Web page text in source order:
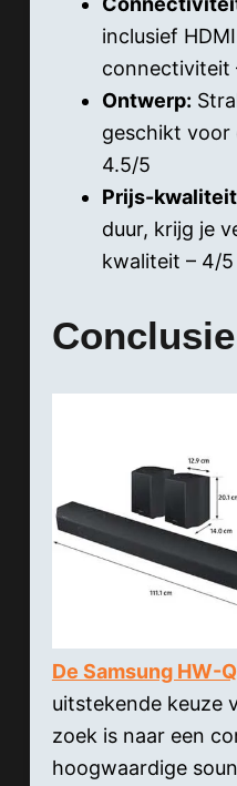
inclusief
connectiviteit
Ontwerp:
geschikt voor
4.5/5
Prijs-
duur, krijg je
kwaliteit – 4/5
Conclusie
De Samsung HW-
uitstekende keuze
zoek is naar een
hoogwaardige